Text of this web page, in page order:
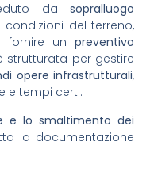
da sopralluogo
del terreno,
fornire un preventivo
strutturata per gestire
opere infrastrutturali,
e tempi certi.
e lo smaltimento dei
la documentazione